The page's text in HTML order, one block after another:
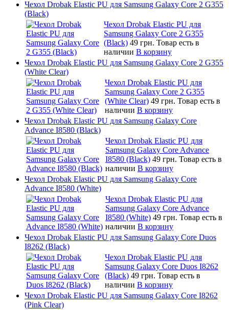
Чехол Drobak Elastic PU для Samsung Galaxy Core 2 G355
(Black)
Чехол Drobak Elastic PU для
Samsung Galaxy Core 2 G355
(Black) 49 грн. Товар есть в
наличии В корзину
Чехол Drobak Elastic PU для Samsung Galaxy Core 2 G355
(White Clear)
Чехол Drobak Elastic PU для
Samsung Galaxy Core 2 G355
(White Clear) 49 грн. Товар есть в
наличии В корзину
Чехол Drobak Elastic PU для Samsung Galaxy Core
Advance I8580 (Black)
Чехол Drobak Elastic PU для
Samsung Galaxy Core Advance
I8580 (Black) 49 грн. Товар есть в
наличии В корзину
Чехол Drobak Elastic PU для Samsung Galaxy Core
Advance I8580 (White)
Чехол Drobak Elastic PU для
Samsung Galaxy Core Advance
I8580 (White) 49 грн. Товар есть в
наличии В корзину
Чехол Drobak Elastic PU для Samsung Galaxy Core Duos
I8262 (Black)
Чехол Drobak Elastic PU для
Samsung Galaxy Core Duos I8262
(Black) 49 грн. Товар есть в
наличии В корзину
Чехол Drobak Elastic PU для Samsung Galaxy Core I8262
(Pink Clear)